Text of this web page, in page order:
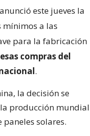
este jueves la
mínimos a las
para la fabricación
esas compras del
.
la decisión se
producción mundial
solares.